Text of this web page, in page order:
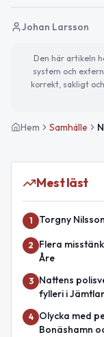
Johan Larsson
Den här artikeln
system och
korrekt, sakligt
Hem Samhälle
Mest läst
1 Torgny
2
Flera
Åre
3
Nattens
fylleri i
4
Olycka med
Bonäshamn